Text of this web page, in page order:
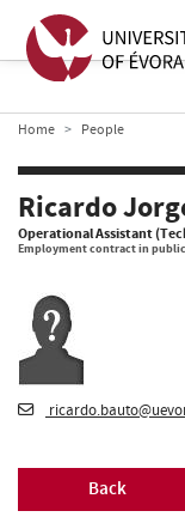
Home People
Ricardo
Operational Assistant
Employment contract in
Back